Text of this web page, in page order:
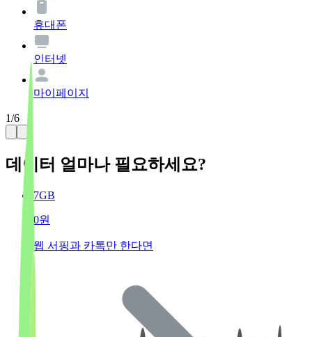
휴대폰
인터넷
마이페이지
1/6
데이터 얼마나 필요하세요?
7GB
0원
웹 서핑과 카톡만 한다면